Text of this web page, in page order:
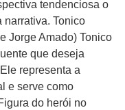
tendenciosa o
narrativa. Tonico
Jorge Amado) Tonico
que deseja
representa a
e serve como
do herói no